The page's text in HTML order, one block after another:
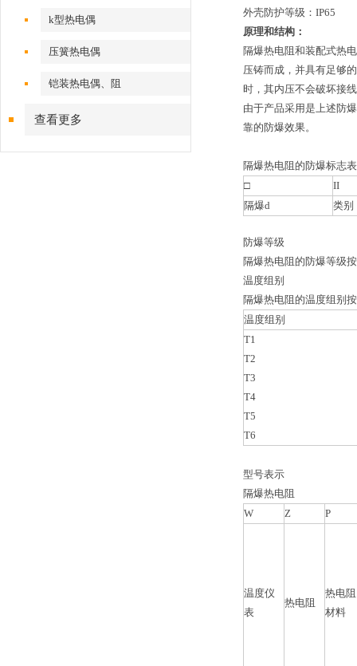
k型热电偶
压簧热电偶
铠装热电偶、阻
查看更多
外壳防护等级：IP65
原理和结构：
隔爆热电阻和装配式热
压铸而成，并具有足够
时，其内压不会破坏接
由于产品采用是上述防
靠的防爆效果。
隔爆热电阻的防爆标志
□
II
隔爆d
类别
防爆等级
隔爆热电阻的防爆等级
温度组别
隔爆热电阻的温度组别
温度组别
T1
T2
T3
T4
T5
T6
型号表示
隔爆热电阻
W
Z P
温度仪
表
热电阻
热电阻
材料